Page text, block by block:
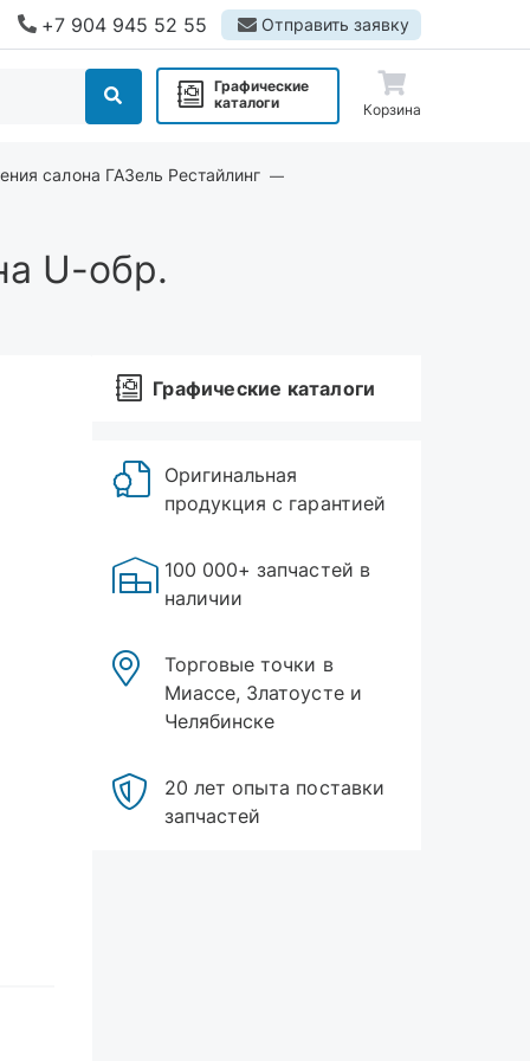
+7 904 945 52 55 Отправить заявку
Графические
каталоги
Корзина
салона ГАЗель Рестайлинг
U-обр.
Графические каталоги
Оригинальная
продукция с гарантией
100 000+ запчастей в
наличии
Торговые точки в
Миассе, Златоусте и
Челябинске
20 лет опыта поставки
запчастей